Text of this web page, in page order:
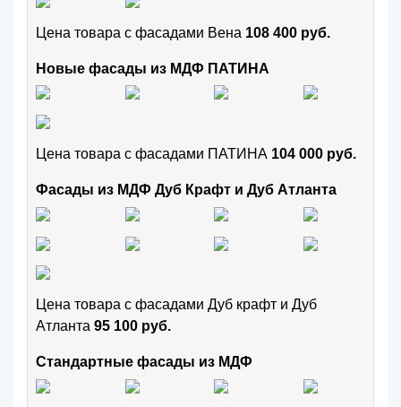
Цена товара с фасадами Вена 108 400 руб.
Новые фасады из МДФ ПАТИНА
Цена товара с фасадами ПАТИНА 104 000 руб.
Фасады из МДФ Дуб Крафт и Дуб Атланта
Цена товара с фасадами Дуб крафт и Дуб
Атланта 95 100 руб.
Стандартные фасады из МДФ